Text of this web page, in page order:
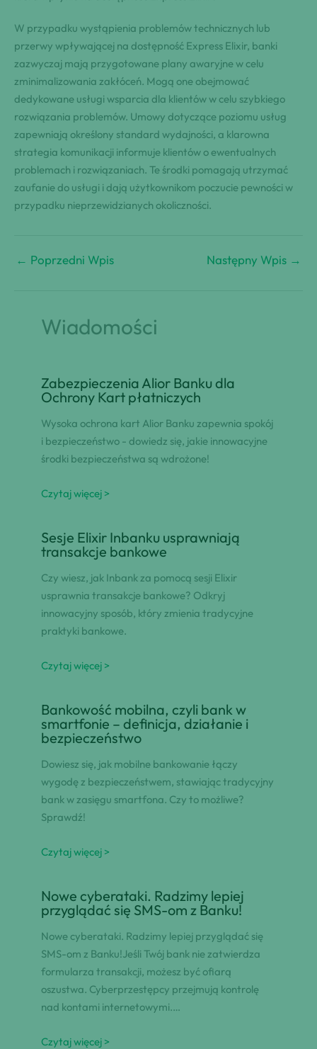
W przypadku wystąpienia problemów technicznych lub
przerwy wpływającej na dostępność Express Elixir, banki
zazwyczaj mają przygotowane plany awaryjne w celu
zminimalizowania zakłóceń. Mogą one obejmować
dedykowane usługi wsparcia dla klientów w celu szybkiego
rozwiązania problemów. Umowy dotyczące poziomu usług
zapewniają określony standard wydajności, a klarowna
strategia komunikacji informuje klientów o ewentualnych
problemach i rozwiązaniach. Te środki pomagają utrzymać
zaufanie do usługi i dają użytkownikom poczucie pewności w
przypadku nieprzewidzianych okoliczności.
← Poprzedni Wpis Następny Wpis →
Wiadomości
Zabezpieczenia Alior Banku dla
Ochrony Kart płatniczych
Wysoka ochrona kart Alior Banku zapewnia spokój
i bezpieczeństwo - dowiedz się, jakie innowacyjne
środki bezpieczeństwa są wdrożone!
Czytaj więcej >
Sesje Elixir Inbanku usprawniają
transakcje bankowe
Czy wiesz, jak Inbank za pomocą sesji Elixir
usprawnia transakcje bankowe? Odkryj
innowacyjny sposób, który zmienia tradycyjne
praktyki bankowe.
Czytaj więcej >
Bankowość mobilna, czyli bank w
smartfonie – definicja, działanie i
bezpieczeństwo
Dowiesz się, jak mobilne bankowanie łączy
wygodę z bezpieczeństwem, stawiając tradycyjny
bank w zasięgu smartfona. Czy to możliwe?
Sprawdź!
Czytaj więcej >
Nowe cyberataki. Radzimy lepiej
przyglądać się SMS-om z Banku!
Nowe cyberataki. Radzimy lepiej przyglądać się
SMS-om z Banku!Jeśli Twój bank nie zatwierdza
formularza transakcji, możesz być ofiarą
oszustwa. Cyberprzestępcy przejmują kontrolę
nad kontami internetowymi.…
Czytaj więcej >